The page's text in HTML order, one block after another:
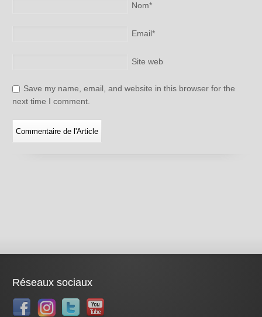
Nom*
Email*
Site web
Save my name, email, and website in this browser for the
next time I comment.
Réseaux sociaux